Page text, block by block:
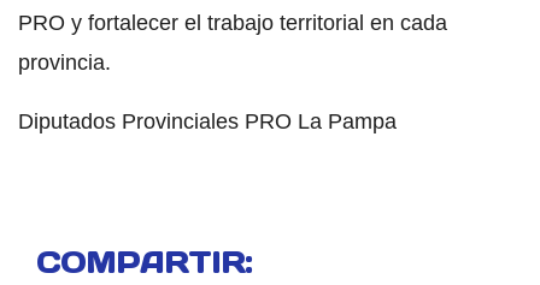
PRO y fortalecer el trabajo territorial en cada
provincia.
Diputados Provinciales PRO La Pampa
COMPARTIR: